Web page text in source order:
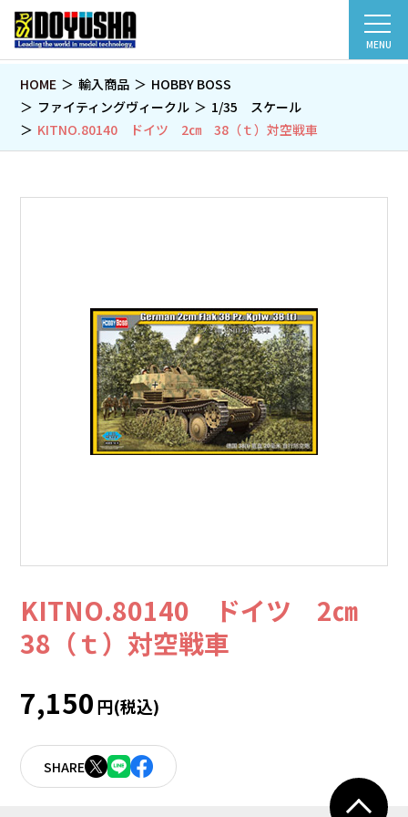
MENU
HOME 輸入商品
HOBBY BOSS
ファイティングヴィークル
1/35 スケール
KITNO.80140 ドイツ 2㎝ 38（ｔ）対空戦車
KITNO.80140 ドイツ 2㎝
38（ｔ）対空戦車
7,150円(税込)
SHARE